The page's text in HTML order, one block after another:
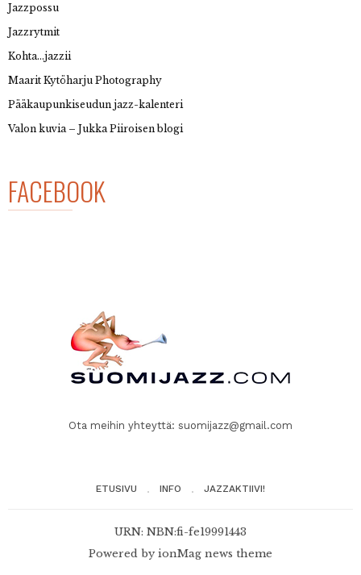
Jazzpossu
Jazzrytmit
Kohta…jazzii
Maarit Kytöharju Photography
Pääkaupunkiseudun jazz-kalenteri
Valon kuvia – Jukka Piiroisen blogi
FACEBOOK
Ota meihin yhteyttä: suomijazz@gmail.com
ETUSIVU INFO JAZZAKTIIVI!
URN: NBN:fi-fe19991443
Powered by ionMag news theme